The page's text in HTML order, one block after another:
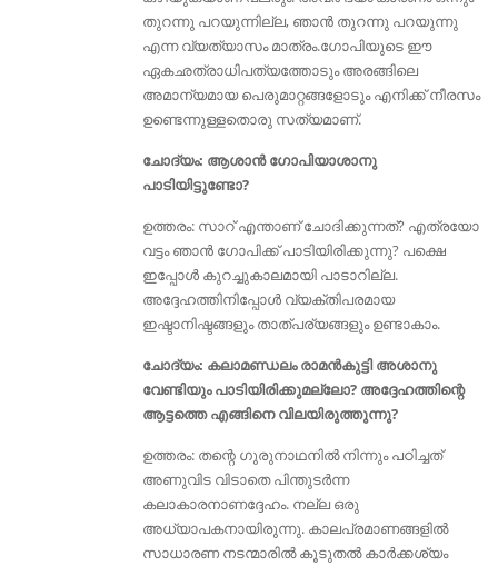
തുറന്നു പറയുന്നില്ല, ഞാൻ തുറന്നു പറയുന്നു
എന്ന വ്യത്യാസം മാത്രം.ഗോപിയുടെ ഈ
ഏകഛത്രാധിപത്യത്തോടും അരങ്ങിലെ
അമാന്യമായ പെരുമാറ്റങ്ങളോടും എനിക്ക് നീരസം
ഉണ്ടെന്നുള്ളതൊരു സത്യമാണ്.
ചോദ്യം: ആശാന്‍ ഗോപിയാശാനു
പാടിയിട്ടുണ്ടോ?
ഉത്തരം: സാറ് എന്താണ് ചോദിക്കുന്നത്? എത്രയോ
വട്ടം ഞാന്‍ ഗോപിക്ക് പാടിയിരിക്കുന്നു? പക്ഷെ
ഇപ്പോള്‍ കുറച്ചുകാലമായി പാടാറില്ല.
അദ്ദേഹത്തിനിപ്പോൾ വ്യക്തിപരമായ
ഇഷ്ടാനിഷ്ടങ്ങളും താത്പര്യങ്ങളും ഉണ്ടാകാം.
ചോദ്യം: കലാമണ്ഡലം രാമൻകുട്ടി അശാനു
വേണ്ടിയും പാടിയിരിക്കുമല്ലോ? അദ്ദേഹത്തിന്റെ
ആട്ടത്തെ എങ്ങിനെ വിലയിരുത്തുന്നു?
ഉത്തരം: തന്റെ ഗുരുനാഥനിൽ നിന്നും പഠിച്ചത്
അണുവിട വിടാതെ പിന്തുടർന്ന
കലാകാരനാണദ്ദേഹം. നല്ല ഒരു
അധ്യാപകനായിരുന്നു. കാലപ്രമാണങ്ങളിൽ
സാധാരണ നടന്മാരിൽ കൂടുതൽ കാർക്കശ്യം